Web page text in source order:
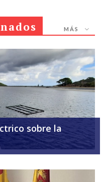
MÁS
sobre la